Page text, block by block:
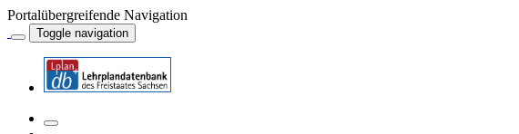
Portalübergreifende Navigation
Toggle navigation